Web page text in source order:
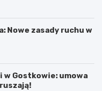
Nowe zasady ruchu w
w Gostkowie: umowa